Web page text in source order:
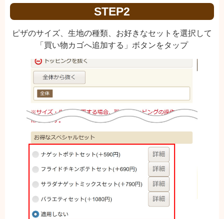
STEP2
ピザのサイズ、生地の種類、お好きなセットを選択して
「買い物カゴへ追加する」ボタンをタップ